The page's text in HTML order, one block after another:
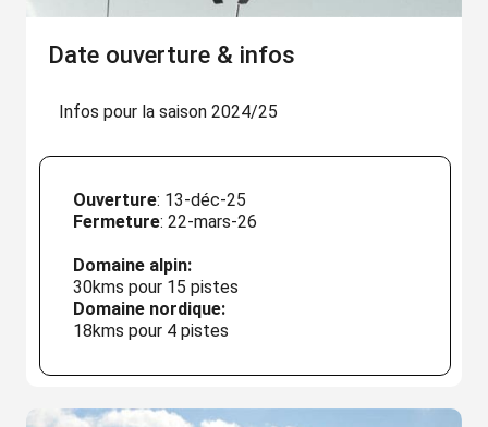
Date ouverture & infos
Infos pour la saison 2024/25
Ouverture: 13-déc-25
Fermeture: 22-mars-26
Domaine alpin:
30kms pour 15 pistes
Domaine nordique:
18kms pour 4 pistes